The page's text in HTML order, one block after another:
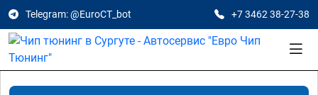
Telegram: @EuroCT_bot +7 3462 38-27-38